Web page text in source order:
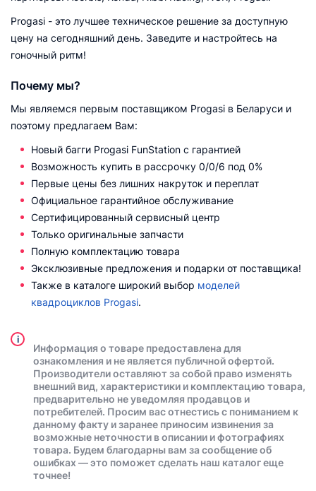
Progasi - это лучшее техническое решение за доступную
цену на сегодняшний день. Заведите и настройтесь на
гоночный ритм!
Почему мы?
Мы являемся первым поставщиком Progasi в Беларуси и
поэтому предлагаем Вам:
Новый багги Progasi FunStation с гарантией
Возможность купить в рассрочку 0/0/6 под 0%
Первые цены без лишних накруток и переплат
Официальное гарантийное обслуживание
Сертифицированный сервисный центр
Только оригинальные запчасти
Полную комплектацию товара
Эксклюзивные предложения и подарки от поставщика!
Также в каталоге широкий выбор моделей
квадроциклов Progasi.
i
Информация о товаре предоставлена для
ознакомления и не является публичной офертой.
Производители оставляют за собой право изменять
внешний вид, характеристики и комплектацию товара,
предварительно не уведомляя продавцов и
потребителей. Просим вас отнестись с пониманием к
данному факту и заранее приносим извинения за
возможные неточности в описании и фотографиях
товара. Будем благодарны вам за сообщение об
ошибках — это поможет сделать наш каталог еще
точнее!